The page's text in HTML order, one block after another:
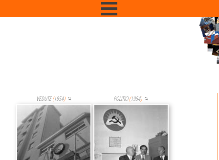
VEDUTE(1954) POLITICI(1954)